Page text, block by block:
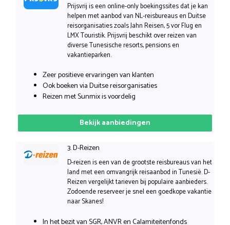
Prijsvrij is een online-only boekingssites dat je kan
helpen met aanbod van NL-reisbureaus en Duitse
reisorganisaties zoals Jahn Reisen, 5 vor Flug en
LMX Touristik. Prijsvrij beschikt over reizen van
diverse Tunesische resorts, pensions en
vakantieparken.
Zeer positieve ervaringen van klanten
Ook boeken via Duitse reisorganisaties
Reizen met Sunmix is voordelig
Bekijk aanbiedingen
3. D-Reizen
D-reizen is een van de grootste reisbureaus van het
land met een omvangrijk reisaanbod in Tunesië. D-
Reizen vergelijkt tarieven bij populaire aanbieders.
Zodoende reserveer je snel een goedkope vakantie
naar Skanes!
In het bezit van SGR, ANVR en Calamiteitenfonds